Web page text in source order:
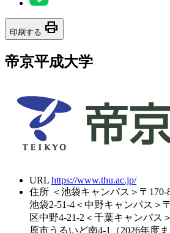
印刷する print
帝京平成大学
URL https://www.thu.ac.jp/
住所 ＜池袋キャンパス＞〒
池袋2-51-4＜中野キャンパス＞
区中野4-21-2＜千葉キャンパ
原市うるいど南4-1（2026年度